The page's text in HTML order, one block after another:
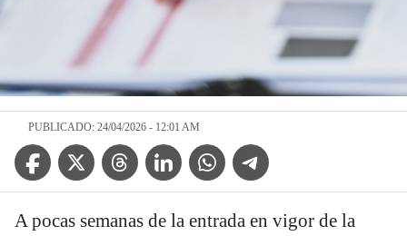
PUBLICADO: 24/04/2026 - 12:01 AM
Facebook IconTwitter IconThreads IconLinkedin IconWhatsApp IconTelegram Icon
A pocas semanas de la entrada en vigor de la